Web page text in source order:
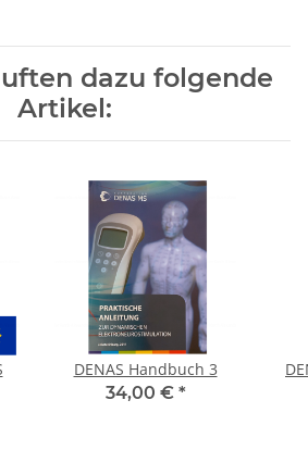
dazu folgende
Artikel:
DENAS Handbuch 3
34,00 € *